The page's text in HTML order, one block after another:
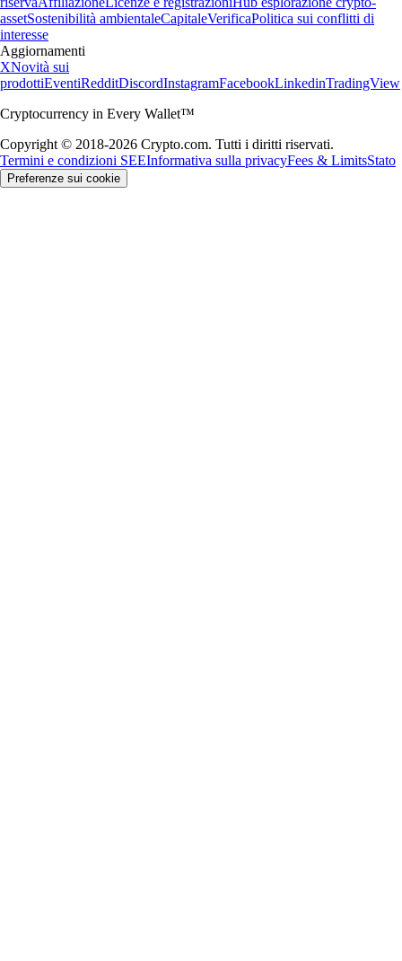
assetSostenibilità ambientaleCapitaleVerificaPolitica sui conflitti di
interesse
Aggiornamenti
XNovità sui
prodottiEventiRedditDiscordInstagramFacebookLinkedinTradingView
Cryptocurrency in Every Wallet™
Copyright © 2018-2026 Crypto.com. Tutti i diritti riservati.
Termini e condizioni SEEInformativa sulla privacyFees & LimitsStato
Preferenze sui cookie